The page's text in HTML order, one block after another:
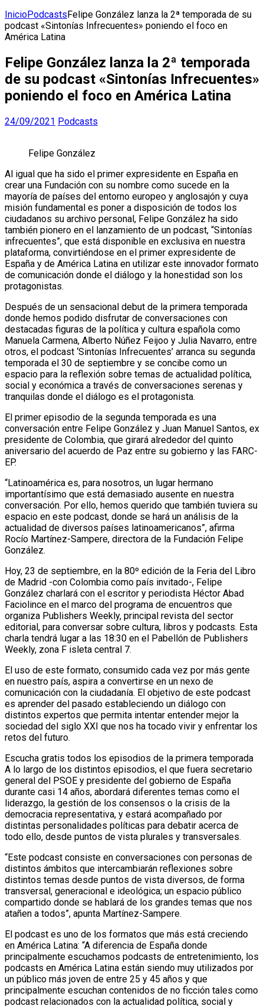
InicioPodcastsFelipe González lanza la 2ª temporada de su
podcast «Sintonías Infrecuentes» poniendo el foco en
América Latina
Felipe González lanza la 2ª temporada
de su podcast «Sintonías Infrecuentes»
poniendo el foco en América Latina
24/09/2021 Podcasts
Felipe González
Al igual que ha sido el primer expresidente en España en
crear una Fundación con su nombre como sucede en la
mayoría de países del entorno europeo y anglosajón y cuya
misión fundamental es poner a disposición de todos los
ciudadanos su archivo personal, Felipe González ha sido
también pionero en el lanzamiento de un podcast, “Sintonías
infrecuentes”, que está disponible en exclusiva en nuestra
plataforma, convirtiéndose en el primer expresidente de
España y de América Latina en utilizar este innovador formato
de comunicación donde el diálogo y la honestidad son los
protagonistas.
Después de un sensacional debut de la primera temporada
donde hemos podido disfrutar de conversaciones con
destacadas figuras de la política y cultura española como
Manuela Carmena, Alberto Núñez Feijoo y Julia Navarro, entre
otros, el podcast ‘Sintonías Infrecuentes’ arranca su segunda
temporada el 30 de septiembre y se concibe como un
espacio para la reflexión sobre temas de actualidad política,
social y económica a través de conversaciones serenas y
tranquilas donde el diálogo es el protagonista.
El primer episodio de la segunda temporada es una
conversación entre Felipe González y Juan Manuel Santos, ex
presidente de Colombia, que girará alrededor del quinto
aniversario del acuerdo de Paz entre su gobierno y las FARC-
EP.
“Latinoamérica es, para nosotros, un lugar hermano
importantísimo que está demasiado ausente en nuestra
conversación. Por ello, hemos querido que también tuviera su
espacio en este podcast, donde se hará un análisis de la
actualidad de diversos países latinoamericanos”, afirma
Rocío Martínez-Sampere, directora de la Fundación Felipe
González.
Hoy, 23 de septiembre, en la 80º edición de la Feria del Libro
de Madrid -con Colombia como país invitado-, Felipe
González charlará con el escritor y periodista Héctor Abad
Faciolince en el marco del programa de encuentros que
organiza Publishers Weekly, principal revista del sector
editorial, para conversar sobre cultura, libros y podcasts. Esta
charla tendrá lugar a las 18:30 en el Pabellón de Publishers
Weekly, zona F isleta central 7.
El uso de este formato, consumido cada vez por más gente
en nuestro país, aspira a convertirse en un nexo de
comunicación con la ciudadanía. El objetivo de este podcast
es aprender del pasado estableciendo un diálogo con
distintos expertos que permita intentar entender mejor la
sociedad del siglo XXI que nos ha tocado vivir y enfrentar los
retos del futuro.
Escucha gratis todos los episodios de la primera temporada
A lo largo de los distintos episodios, el que fuera secretario
general del PSOE y presidente del gobierno de España
durante casi 14 años, abordará diferentes temas como el
liderazgo, la gestión de los consensos o la crisis de la
democracia representativa, y estará acompañado por
distintas personalidades políticas para debatir acerca de
todo ello, desde puntos de vista plurales y transversales.
“Este podcast consiste en conversaciones con personas de
distintos ámbitos que intercambiarán reflexiones sobre
distintos temas desde puntos de vista diversos, de forma
transversal, generacional e ideológica; un espacio público
compartido donde se hablará de los grandes temas que nos
atañen a todos”, apunta Martínez-Sampere.
El podcast es uno de los formatos que más está creciendo
en América Latina: “A diferencia de España donde
principalmente escuchamos podcasts de entretenimiento, los
podcasts en América Latina están siendo muy utilizados por
un público más joven de entre 25 y 45 años y que
principalmente escuchan contenidos de no ficción tales como
podcast relacionados con la actualidad política, social y